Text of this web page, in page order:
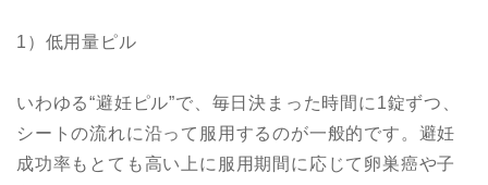
1）低用量ピル
いわゆる“避妊ピル”で、毎日決まった時間に1錠ずつ、
シートの流れに沿って服用するのが一般的です。避妊
成功率もとても高い上に服用期間に応じて卵巣癌や子